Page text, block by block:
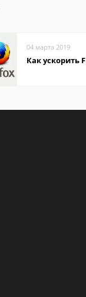
04 марта 2019
Как ускорить